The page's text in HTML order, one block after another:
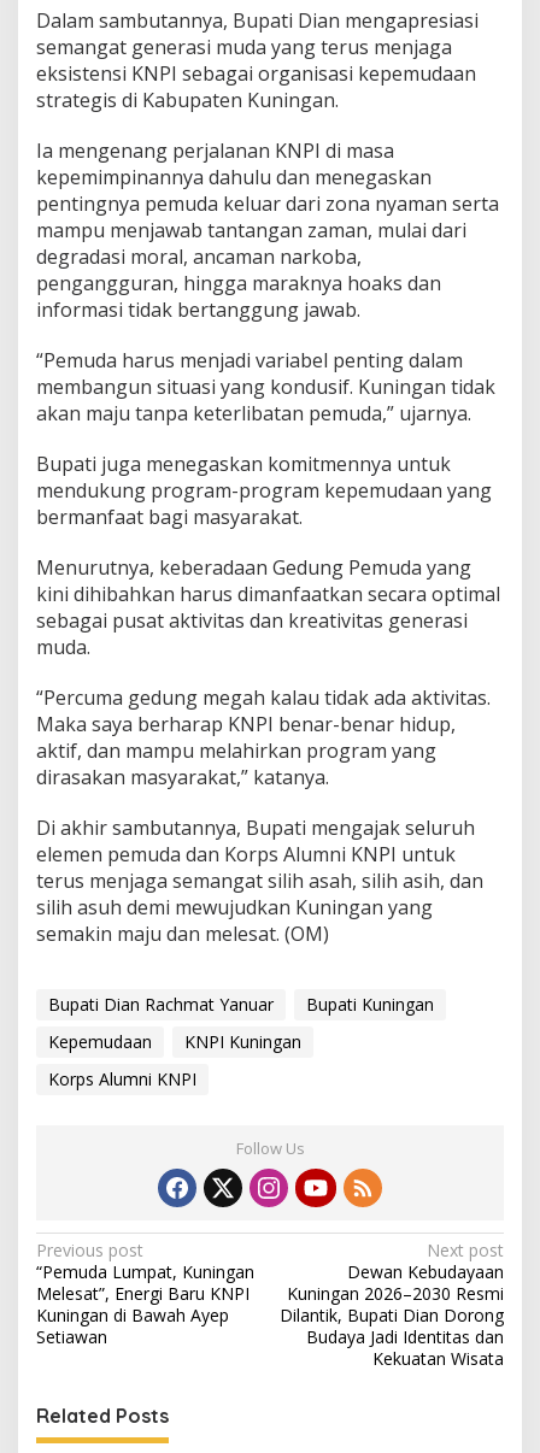
Dalam sambutannya, Bupati Dian mengapresiasi
semangat generasi muda yang terus menjaga
eksistensi KNPI sebagai organisasi kepemudaan
strategis di Kabupaten Kuningan.
Ia mengenang perjalanan KNPI di masa
kepemimpinannya dahulu dan menegaskan
pentingnya pemuda keluar dari zona nyaman serta
mampu menjawab tantangan zaman, mulai dari
degradasi moral, ancaman narkoba,
pengangguran, hingga maraknya hoaks dan
informasi tidak bertanggung jawab.
“Pemuda harus menjadi variabel penting dalam
membangun situasi yang kondusif. Kuningan tidak
akan maju tanpa keterlibatan pemuda,” ujarnya.
Bupati juga menegaskan komitmennya untuk
mendukung program-program kepemudaan yang
bermanfaat bagi masyarakat.
Menurutnya, keberadaan Gedung Pemuda yang
kini dihibahkan harus dimanfaatkan secara optimal
sebagai pusat aktivitas dan kreativitas generasi
muda.
“Percuma gedung megah kalau tidak ada aktivitas.
Maka saya berharap KNPI benar-benar hidup,
aktif, dan mampu melahirkan program yang
dirasakan masyarakat,” katanya.
Di akhir sambutannya, Bupati mengajak seluruh
elemen pemuda dan Korps Alumni KNPI untuk
terus menjaga semangat silih asah, silih asih, dan
silih asuh demi mewujudkan Kuningan yang
semakin maju dan melesat. (OM)
Bupati Dian Rachmat Yanuar
Bupati Kuningan
Kepemudaan
KNPI Kuningan
Korps Alumni KNPI
Follow Us
Post
navigation
Previous post
“Pemuda Lumpat, Kuningan
Melesat”, Energi Baru KNPI
Kuningan di Bawah Ayep
Setiawan
Next post
Dewan Kebudayaan
Kuningan 2026–2030 Resmi
Dilantik, Bupati Dian Dorong
Budaya Jadi Identitas dan
Kekuatan Wisata
Related Posts